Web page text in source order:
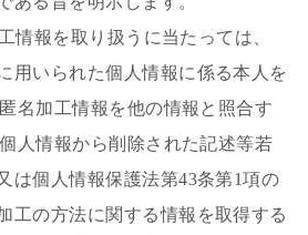
情報を取り扱うに当たっては、
用いられた個人情報に係る本人を
名加工情報を他の情報と照合す
人情報から削除された記述等若
は個人情報保護法第43条第1項の
工の方法に関する情報を取得する